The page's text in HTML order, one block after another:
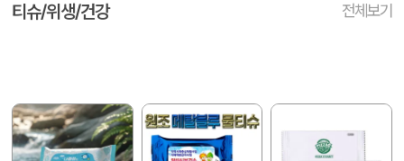
티슈/위생/건강 전체보기